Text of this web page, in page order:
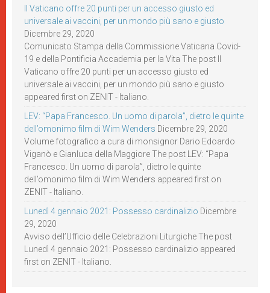
Il Vaticano offre 20 punti per un accesso giusto ed
universale ai vaccini, per un mondo più sano e giusto
Dicembre 29, 2020
Comunicato Stampa della Commissione Vaticana Covid-
19 e della Pontificia Accademia per la Vita The post Il
Vaticano offre 20 punti per un accesso giusto ed
universale ai vaccini, per un mondo più sano e giusto
appeared first on ZENIT - Italiano.
LEV: “Papa Francesco. Un uomo di parola”, dietro le quinte
dell’omonimo film di Wim Wenders Dicembre 29, 2020
Volume fotografico a cura di monsignor Dario Edoardo
Viganò e Gianluca della Maggiore The post LEV: “Papa
Francesco. Un uomo di parola”, dietro le quinte
dell’omonimo film di Wim Wenders appeared first on
ZENIT - Italiano.
Lunedì 4 gennaio 2021: Possesso cardinalizio Dicembre
29, 2020
Avviso dell’Ufficio delle Celebrazioni Liturgiche The post
Lunedì 4 gennaio 2021: Possesso cardinalizio appeared
first on ZENIT - Italiano.